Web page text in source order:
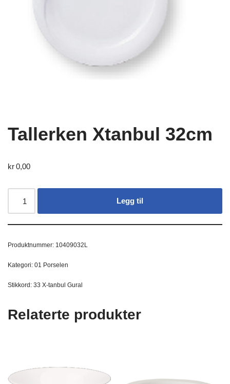
Tallerken Xtanbul 32cm
kr0,00
Legg til
Produktnummer: 10409032L
Kategori: 01 Porselen
Stikkord: 33 X-tanbul Gural
Relaterte produkter